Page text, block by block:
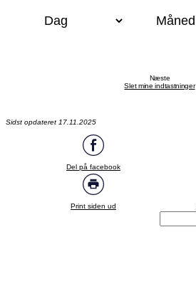
Slet mine indtastninger
Næste
Sidst opdateret 17.11.2025
Del på facebook
Print siden ud